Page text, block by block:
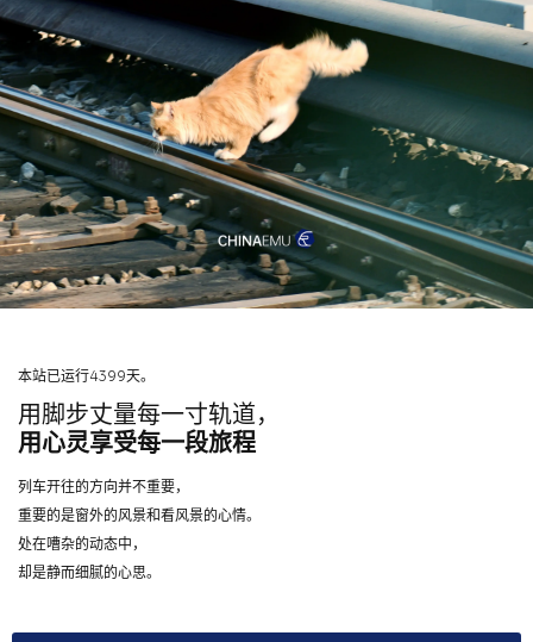
本站已运行4399天。
用脚步丈量每一寸轨道，
用心灵享受每一段旅程
列车开往的方向并不重要，
重要的是窗外的风景和看风景的心情。
处在嘈杂的动态中，
却是静而细腻的心思。